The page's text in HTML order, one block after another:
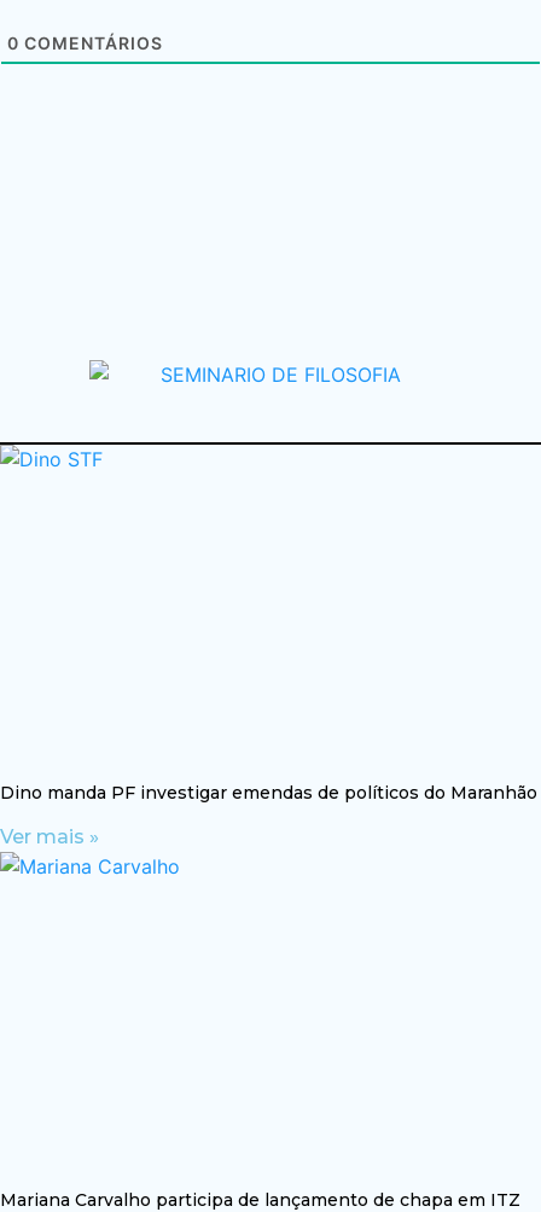
0 COMENTÁRIOS
Dino manda PF investigar emendas de políticos do Maranhão
Ver mais »
Mariana Carvalho participa de lançamento de chapa em ITZ